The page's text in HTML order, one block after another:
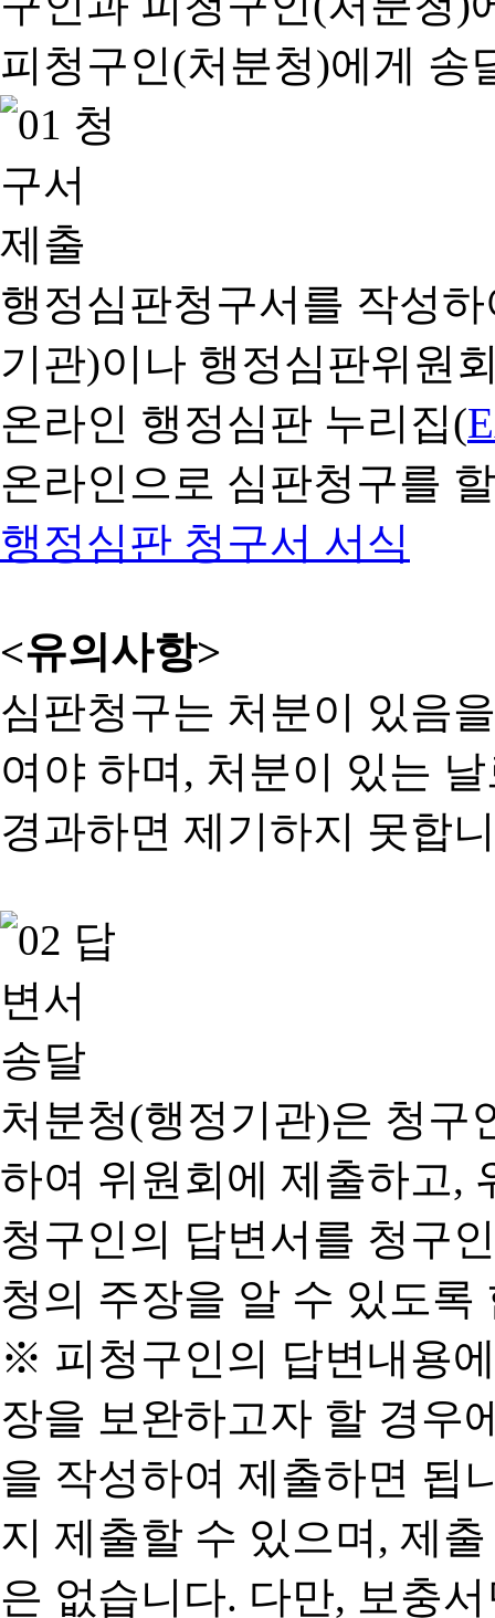
행정심판청구서를 작성
기관)이나 행정심판위원
온라인 행정심판 누리집(
온라인으로 심판청구를
행정심판 청구서 서식
<유의사항>
심판청구는 처분이 있음
여야 하며, 처분이 있는
경과하면 제기하지 못합
처분청(행정기관)은 청구
하여 위원회에 제출하고,
청구인의 답변서를 청구
청의 주장을 알 수 있도록
※ 피청구인의 답변내용
장을 보완하고자 할 경우
을 작성하여 제출하면 됩
지 제출할 수 있으며, 제
은 없습니다. 다만, 보충